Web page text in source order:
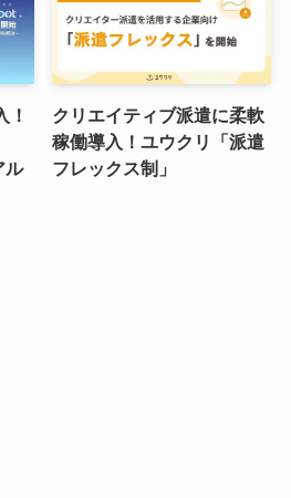
！
ル
クリエイティブ派遣に柔軟
稼働導入！ユウクリ「派遣
フレックス制」